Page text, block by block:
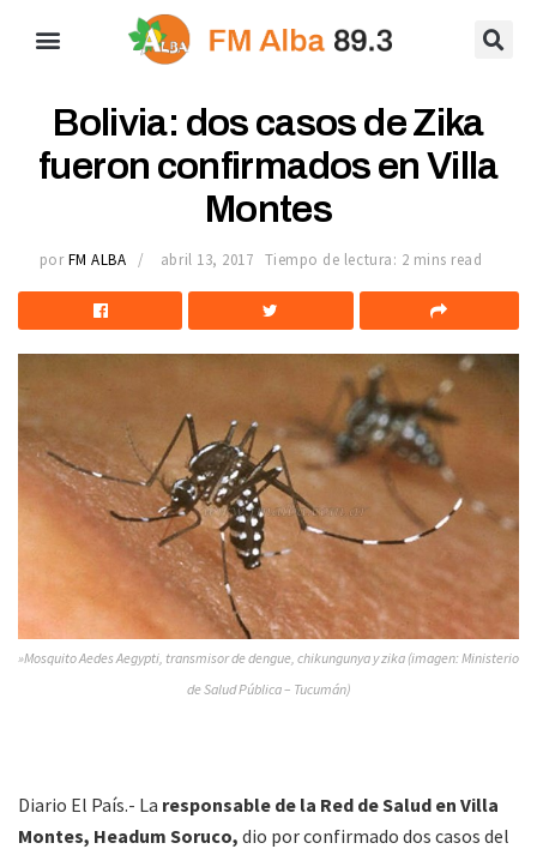
Bolivia: dos casos de Zika
fueron confirmados en Villa
Montes
por FM ALBA abril 13, 2017 Tiempo de lectura: 2 mins read
»Mosquito Aedes Aegypti, transmisor de dengue, chikungunya y zika (imagen: Ministerio
de Salud Pública – Tucumán)
Diario El País.- La responsable de la Red de Salud en Villa
Montes, Headum Soruco, dio por confirmado dos casos del